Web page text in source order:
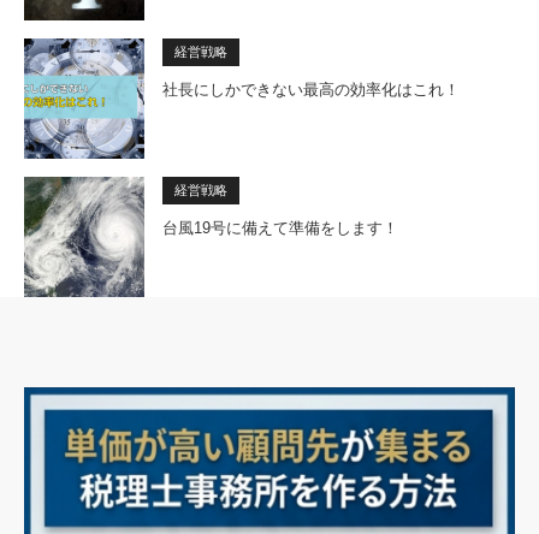
経営戦略
社長にしかできない最高の効率化はこれ！
経営戦略
台風19号に備えて準備をします！